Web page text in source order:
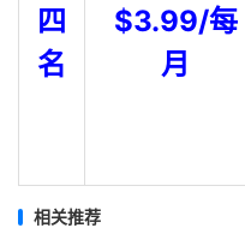
四
名
$3.99/每
月
相关推荐